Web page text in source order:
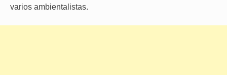
varios ambientalistas.